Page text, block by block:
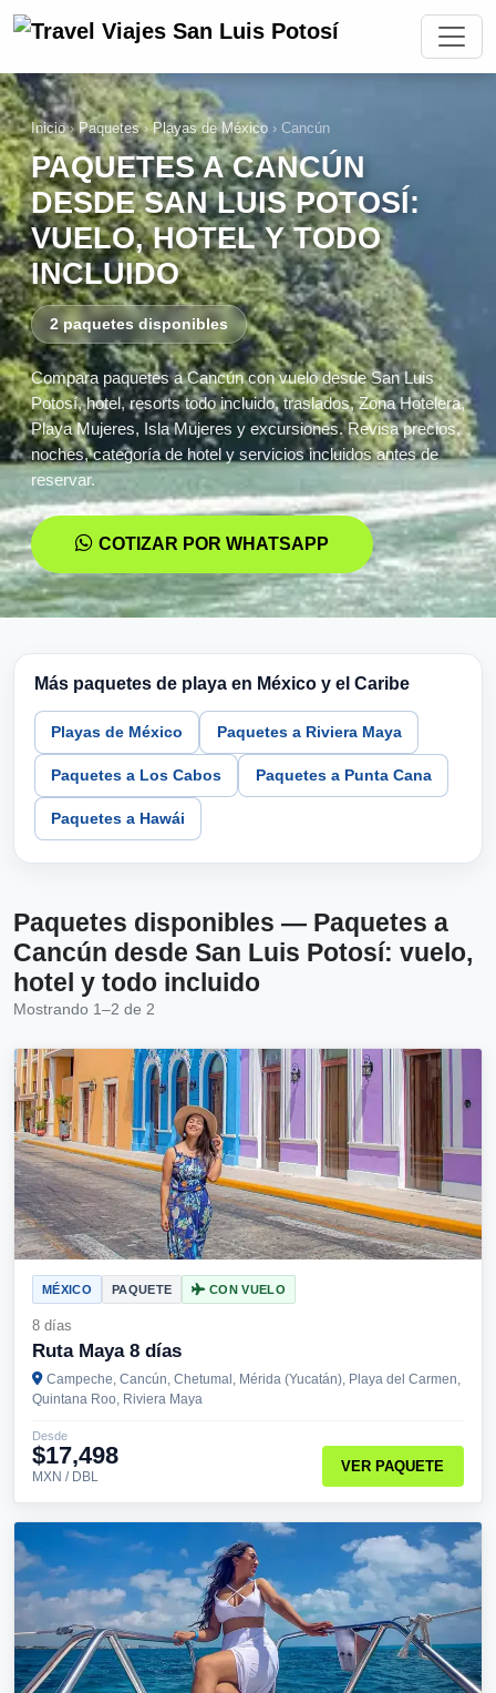
Inicio ›Paquetes ›Playas de México › Cancún
PAQUETES A CANCÚN
DESDE SAN LUIS POTOSÍ:
VUELO, HOTEL Y TODO
INCLUIDO
2 paquetes disponibles
Compara paquetes a Cancún con vuelo desde San Luis
Potosí, hotel, resorts todo incluido, traslados, Zona Hotelera,
Playa Mujeres, Isla Mujeres y excursiones. Revisa precios,
noches, categoría de hotel y servicios incluidos antes de
reservar.
COTIZAR POR WHATSAPP
Más paquetes de playa en México y el Caribe
Playas de México Paquetes a Riviera Maya
Paquetes a Los Cabos Paquetes a Punta Cana
Paquetes a Hawái
Paquetes disponibles — Paquetes a
Cancún desde San Luis Potosí: vuelo,
hotel y todo incluido
Mostrando 1–2 de 2
MÉXICO PAQUETE CON VUELO
8 días
Ruta Maya 8 días
Campeche, Cancún, Chetumal, Mérida (Yucatán), Playa del Carmen,
Quintana Roo, Riviera Maya
Desde
$17,498
MXN / DBL
VER PAQUETE